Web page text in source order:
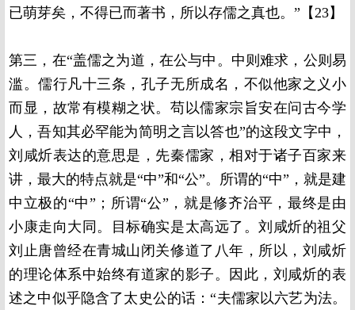
已萌芽矣，不得已而著书，所以存儒之真也。”【23】
第三，在“盖儒之为道，在公与中。中则难求，公则易
滥。儒行凡十三条，孔子无所成名，不似他家之义小
而显，故常有模糊之状。苟以儒家宗旨安在问古今学
人，吾知其必罕能为简明之言以答也”的这段文字中，
刘咸炘表达的意思是，先秦儒家，相对于诸子百家来
讲，最大的特点就是“中”和“公”。所谓的“中”，就是建
中立极的“中”；所谓“公”，就是修齐治平，最终是由
小康走向大同。目标确实是太高远了。刘咸炘的祖父
刘止唐曾经在青城山闭关修道了八年，所以，刘咸炘
的理论体系中始终有道家的影子。因此，刘咸炘的表
述之中似乎隐含了太史公的话：“夫儒家以六艺为法。